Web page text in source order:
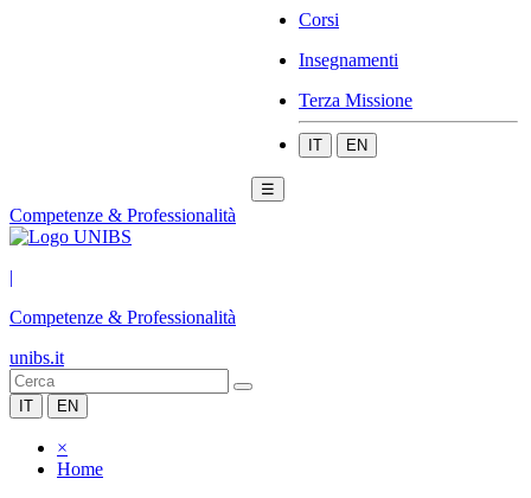
Corsi
Insegnamenti
Terza Missione
IT EN
☰
Competenze & Professionalità
|
Competenze & Professionalità
unibs.it
IT EN
×
Home